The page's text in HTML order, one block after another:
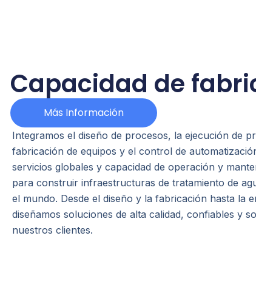
Capacidad de
Más Información
Integramos el diseño de procesos, la ejecución de
fabricación de equipos y el control de
servicios globales y capacidad de operación y
para construir infraestructuras de tratamiento de
el mundo. Desde el diseño y la fabricación hasta la
diseñamos soluciones de alta calidad, confiables y
nuestros clientes.